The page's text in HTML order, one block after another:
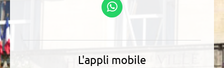
L'appli mobile